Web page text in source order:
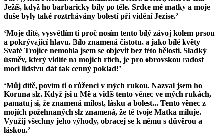
Ježíš, když ho barbaricky bily po těle. Srdce mé matky a moje
duše byly také roztrhávány bolestí při vidění Jezise.’
‘Moje dítě, vysvětlím ti proč nosím tento bílý závoj kolem prsou
a pokrývající hlavu. Bílo znamená čistotu, a jako bílé květy
Svaté Trojice nemohla jsem se objevit bez této bělosti. Sladký
úsměv, který vidíte na mojich rtích, je pro obrovskou radost
moci lidstvu dát tak cenný poklad!’
‘Můj dítě, povím ti o růženci v mých rukou. Nazval jsem ho
Koruna slz. Když jsi u Mě a vidíš tento věnec ve mých rukách,
pamatuj si, že znamená milost, lásku a bolest... Tento věnec z
mojích požehnaných slz znamená, že tě tvoje Matka miluje.
Využij všechny jeho výhody, obracej se k němu s důvěrou a
láskou.’